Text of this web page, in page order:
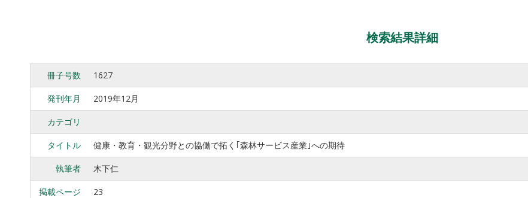
検索結果詳細
冊子号数 1627
発刊年月 2019年12月
カテゴリ
タイトル 健康・教育・観光分野との協働で拓く｢森林サービス産業｣への期待
執筆者 木下仁
掲載ページ 23